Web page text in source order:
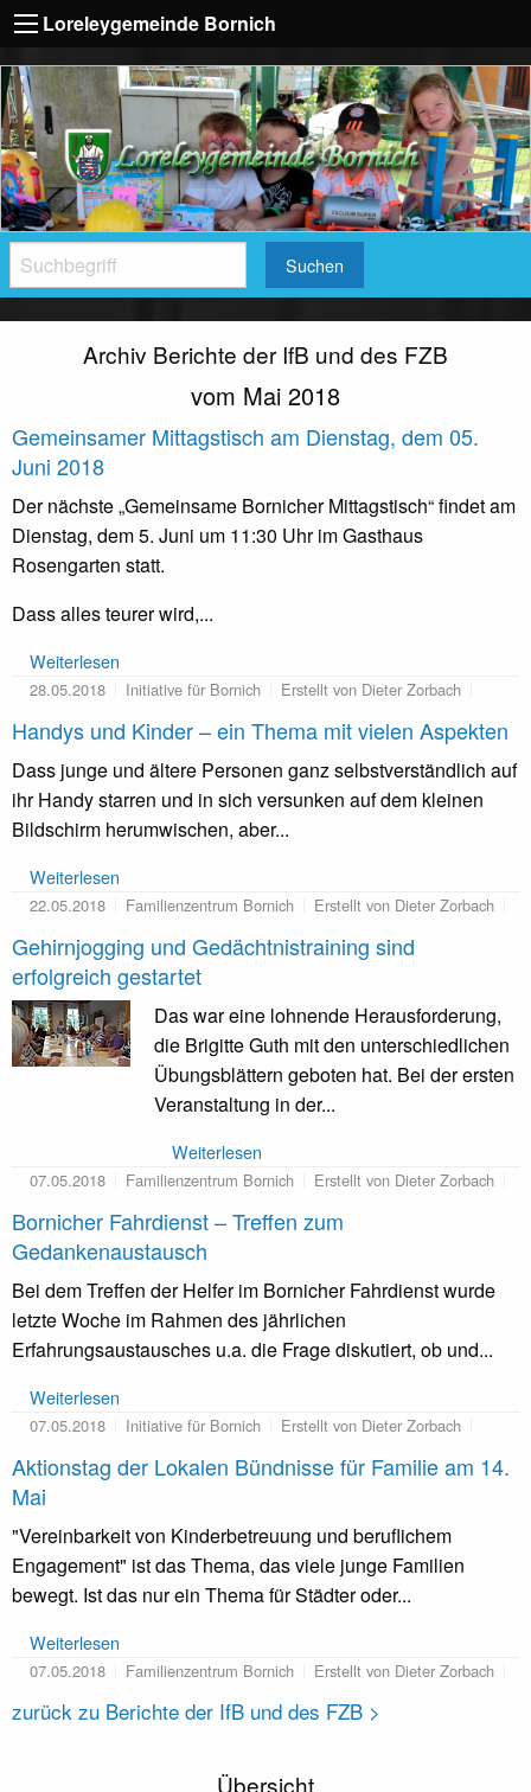
Loreleygemeinde Bornich
Suchen
Übersicht
Archiv Berichte der IfB und des FZB
vom Mai 2018
Gemeinsamer Mittagstisch am Dienstag, dem 05.
Juni 2018
Der nächste „Gemeinsame Bornicher Mittagstisch“ findet am
Dienstag, dem 5. Juni um 11:30 Uhr im Gasthaus
Rosengarten statt.
Dass alles teurer wird,...
Weiterlesen
28.05.2018 Initiative für Bornich Erstellt von Dieter Zorbach
Handys und Kinder – ein Thema mit vielen Aspekten
Dass junge und ältere Personen ganz selbstverständlich auf
ihr Handy starren und in sich versunken auf dem kleinen
Bildschirm herumwischen, aber...
Weiterlesen
22.05.2018 Familienzentrum Bornich Erstellt von Dieter Zorbach
Gehirnjogging und Gedächtnistraining sind
erfolgreich gestartet
Das war eine lohnende Herausforderung,
die Brigitte Guth mit den unterschiedlichen
Übungsblättern geboten hat. Bei der ersten
Veranstaltung in der...
Weiterlesen
07.05.2018 Familienzentrum Bornich Erstellt von Dieter Zorbach
Bornicher Fahrdienst – Treffen zum
Gedankenaustausch
Bei dem Treffen der Helfer im Bornicher Fahrdienst wurde
letzte Woche im Rahmen des jährlichen
Erfahrungsaustausches u.a. die Frage diskutiert, ob und...
Weiterlesen
07.05.2018 Initiative für Bornich Erstellt von Dieter Zorbach
Aktionstag der Lokalen Bündnisse für Familie am 14.
Mai
"Vereinbarkeit von Kinderbetreuung und beruflichem
Engagement" ist das Thema, das viele junge Familien
bewegt. Ist das nur ein Thema für Städter oder...
Weiterlesen
07.05.2018 Familienzentrum Bornich Erstellt von Dieter Zorbach
zurück zu Berichte der IfB und des FZB >